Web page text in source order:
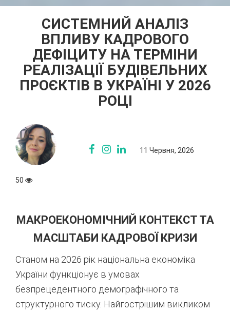
СИСТЕМНИЙ АНАЛІЗ
ВПЛИВУ КАДРОВОГО
ДЕФІЦИТУ НА ТЕРМІНИ
РЕАЛІЗАЦІЇ БУДІВЕЛЬНИХ
ПРОЄКТІВ В УКРАЇНІ У 2026
РОЦІ
11 Червня, 2026
50
МАКРОЕКОНОМІЧНИЙ КОНТЕКСТ ТА
МАСШТАБИ КАДРОВОЇ КРИЗИ
Станом на 2026 рік національна економіка
України функціонує в умовах
безпрецедентного демографічного та
структурного тиску. Найгострішим викликом